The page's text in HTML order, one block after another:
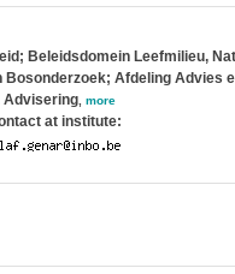
Beleidsdomein Leefmilieu,
Bosonderzoek; Afdeling Advies
Advisering, more
at institute: